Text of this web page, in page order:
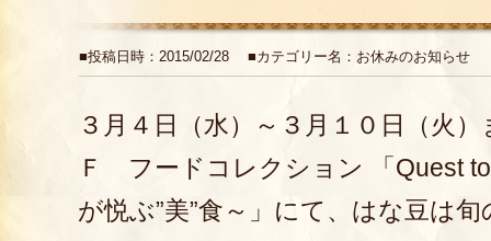
■投稿日時：2015/02/28 ■カテゴリー名：お休みのお知らせ
３月４日（水）～３月１０日（火
Ｆ フードコレクション 「Quest
が悦ぶ”美”食～」にて、はな豆は